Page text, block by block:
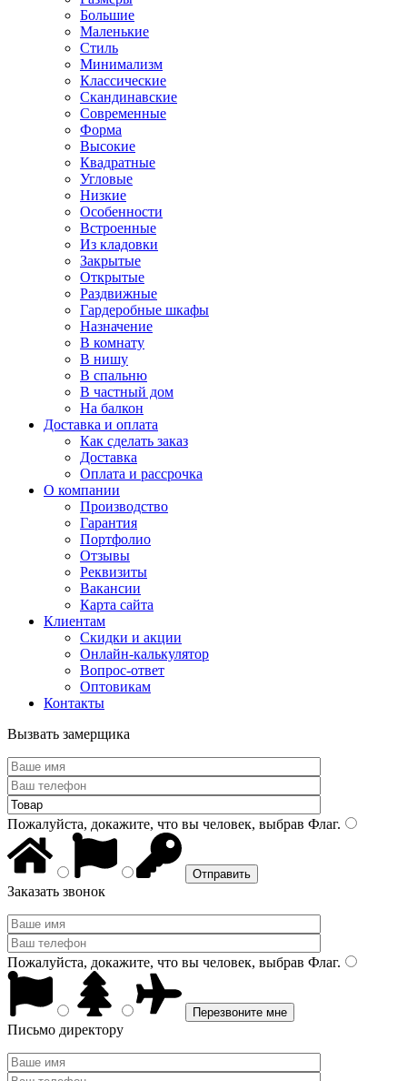
Большие
Маленькие
Стиль
Минимализм
Классические
Скандинавские
Современные
Форма
Высокие
Квадратные
Угловые
Низкие
Особенности
Встроенные
Из кладовки
Закрытые
Открытые
Раздвижные
Гардеробные шкафы
Назначение
В комнату
В нишу
В спальню
В частный дом
На балкон
Доставка и оплата
Как сделать заказ
Доставка
Оплата и рассрочка
О компании
Производство
Гарантия
Портфолио
Отзывы
Реквизиты
Вакансии
Карта сайта
Клиентам
Скидки и акции
Онлайн-калькулятор
Вопрос-ответ
Оптовикам
Контакты
Вызвать замерщика
Пожалуйста, докажите, что вы человек, выбрав Флаг.
Заказать звонок
Пожалуйста, докажите, что вы человек, выбрав Флаг.
Письмо директору